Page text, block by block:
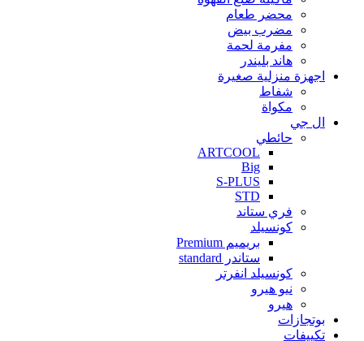
محضر طعام
مضرب بيض
مفرمة لحمة
هاند بليندر
اجهزة منزلية صغيرة
شفاط
مكواة
ال جي
حائطي
ARTCOOL
Big
S-PLUS
STD
فري ستاند
كونسيلد
بريميم Premium
ستاندر standard
كونسيلد انفرتر
نيو هيرو
هيرو
بوتجازات
تكييفات